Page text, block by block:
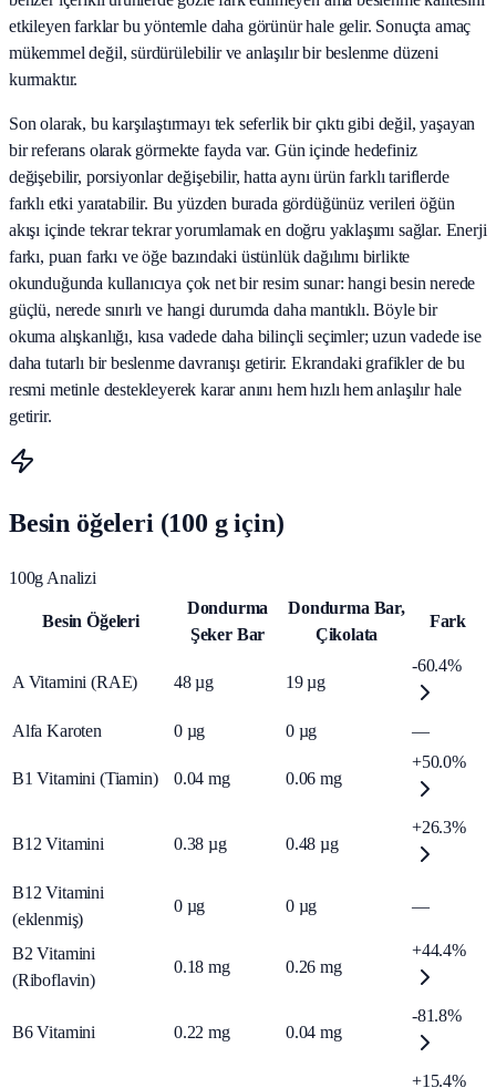
etkileyen farklar bu yöntemle daha görünür hale gelir. Sonuçta amaç
mükemmel değil, sürdürülebilir ve anlaşılır bir beslenme düzeni
kurmaktır.
Son olarak, bu karşılaştırmayı tek seferlik bir çıktı gibi değil, yaşayan
bir referans olarak görmekte fayda var. Gün içinde hedefiniz
değişebilir, porsiyonlar değişebilir, hatta aynı ürün farklı tariflerde
farklı etki yaratabilir. Bu yüzden burada gördüğünüz verileri öğün
akışı içinde tekrar tekrar yorumlamak en doğru yaklaşımı sağlar. Enerji
farkı, puan farkı ve öğe bazındaki üstünlük dağılımı birlikte
okunduğunda kullanıcıya çok net bir resim sunar: hangi besin nerede
güçlü, nerede sınırlı ve hangi durumda daha mantıklı. Böyle bir
okuma alışkanlığı, kısa vadede daha bilinçli seçimler; uzun vadede ise
daha tutarlı bir beslenme davranışı getirir. Ekrandaki grafikler de bu
resmi metinle destekleyerek karar anını hem hızlı hem anlaşılır hale
getirir.
Besin öğeleri (100 g için)
100g Analizi
Besin Öğeleri
Dondurma
Şeker Bar
Dondurma Bar,
Çikolata
Fark
A Vitamini (RAE) 48 µg 19 µg
-60.4%
Alfa Karoten 0 µg 0 µg —
B1 Vitamini (Tiamin) 0.04 mg 0.06 mg
+50.0%
B12 Vitamini 0.38 µg 0.48 µg
+26.3%
B12 Vitamini
(eklenmiş)
0 µg 0 µg —
B2 Vitamini
(Riboflavin)
0.18 mg 0.26 mg
+44.4%
B6 Vitamini 0.22 mg 0.04 mg
-81.8%
+15.4%